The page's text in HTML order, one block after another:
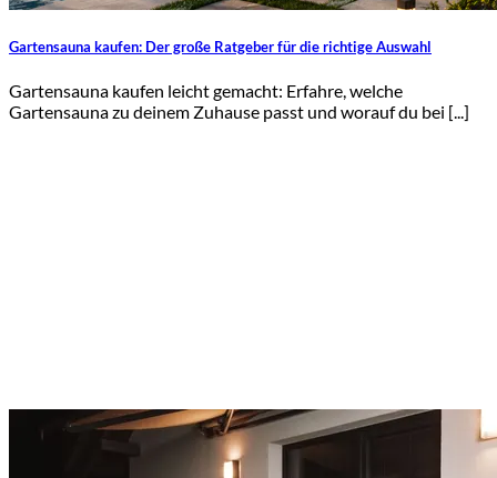
Gartensauna kaufen: Der große Ratgeber für die richtige Auswahl
Gartensauna kaufen leicht gemacht: Erfahre, welche
Gartensauna zu deinem Zuhause passt und worauf du bei [...]